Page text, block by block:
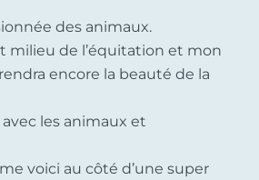
des animaux.
milieu de l’équitation et mon
encore la beauté de la
les animaux et
voici au côté d’une super